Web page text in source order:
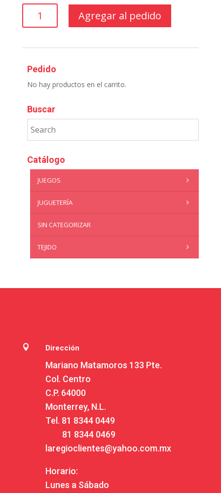
Agregar al pedido
Pedido
No hay productos en el carrito.
Buscar
Catálogo
JUEGOS
JUGUETERÍA
SIN CATEGORIZAR
TEJIDO
 Dirección
Mariano Matamoros 133 Pte.
Col. Centro
C.P. 64000
Monterrey, N.L.
Tel. 81 8344 0449
81 8344 0469
laregioclientes@yahoo.com.mx
Horario:
Lunes a Sábado